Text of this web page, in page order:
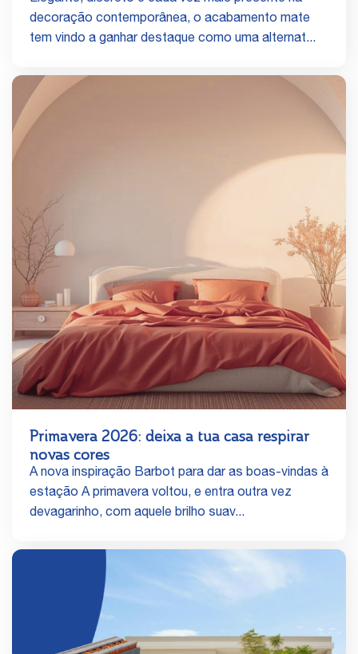
decoração contemporânea, o acabamento mate
tem vindo a ganhar destaque como uma alternat...
Primavera 2026: deixa a tua casa respirar
novas cores
A nova inspiração Barbot para dar as boas‑vindas à
estação A primavera voltou, e entra outra vez
devagarinho, com aquele brilho suav...